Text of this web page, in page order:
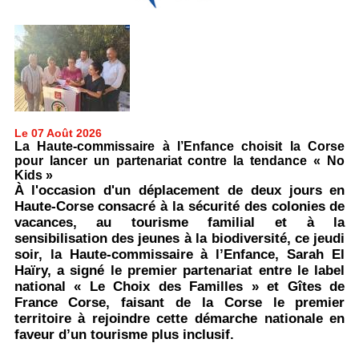
Le 07 Août 2026
La Haute-commissaire à l’Enfance choisit la Corse
pour lancer un partenariat contre la tendance « No
Kids »
À l'occasion d'un déplacement de deux jours en
Haute-Corse consacré à la sécurité des colonies de
vacances, au tourisme familial et à la
sensibilisation des jeunes à la biodiversité, ce jeudi
soir, la Haute-commissaire à l’Enfance, Sarah El
Haïry, a signé le premier partenariat entre le label
national « Le Choix des Familles » et Gîtes de
France Corse, faisant de la Corse le premier
territoire à rejoindre cette démarche nationale en
faveur d’un tourisme plus inclusif.